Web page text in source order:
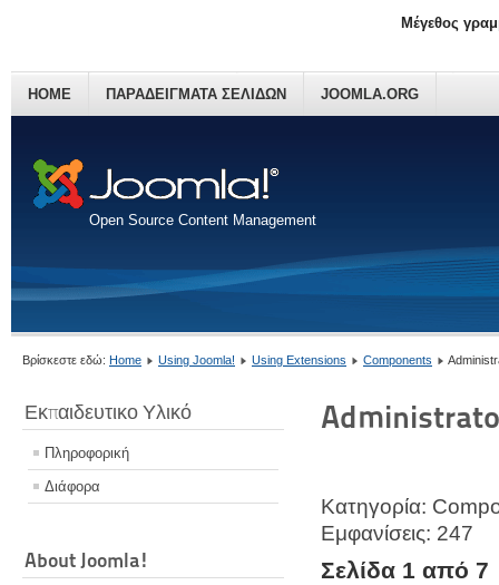
Open Source Content Management
HOME ΠΑΡΑΔΕΊΓΜΑΤΑ ΣΕΛΊΔΩΝ JOOMLA.ORG
Μέγεθος
Βρίσκεστε εδώ: Home Using Joomla! Using Extensions Components
Εκπαιδευτικο Υλικό
Πληροφορική
Διάφορα
About Joomla!
Κατηγορία:
Εμφανίσεις: 247
Σελίδα 1 από 7